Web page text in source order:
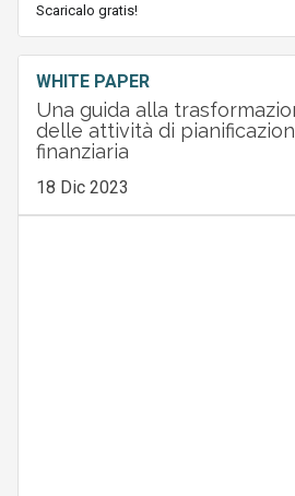
Scaricalo gratis!
WHITE PAPER
Una guida alla
delle attività di
finanziaria
18 Dic 2023